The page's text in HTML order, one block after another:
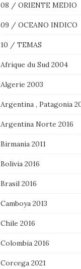
08 / ORIENTE MEDIO
09 / OCEANO INDICO
10 / TEMAS
Afrique du Sud 2004
Algerie 2003
Argentina , Patagonia
Argentina Norte 2016
Birmania 2011
Bolivia 2016
Brasil 2016
Camboya 2013
Chile 2016
Colombia 2016
Corcega 2021